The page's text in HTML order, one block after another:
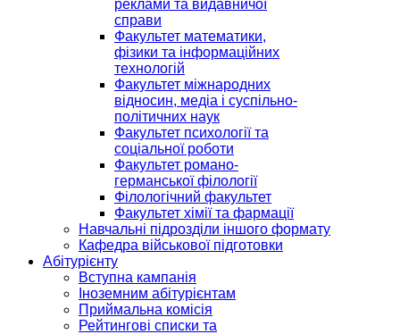
реклами та видавничої
справи
Факультет математики,
фізики та інформаційних
технологій
Факультет міжнародних
відносин, медіа і суспільно-
політичних наук
Факультет психології та
соціальної роботи
Факультет романо-
германської філології
Філологічний факультет
Факультет хімії та фармації
Навчальні підрозділи іншого формату
Кафедра військової підготовки
Абітурієнту
Вступна кампанія
Іноземним абітурієнтам
Приймальна комісія
Рейтингові списки та